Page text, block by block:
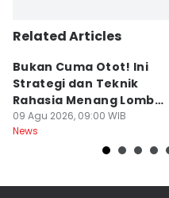
Related Articles
Bukan Cuma Otot! Ini
Strategi dan Teknik
Rahasia Menang Lomba
Panjat Pinang
09 Agu 2026, 09:00 WIB
News